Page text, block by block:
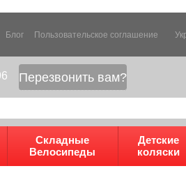
Блог Пользовательское соглашение
Перезвонить вам?
Складные
Велосипеды
Детские
коляски